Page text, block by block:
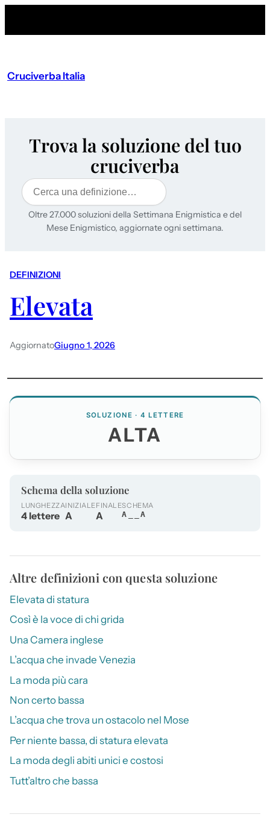
Cruciverba Italia
Trova la soluzione del tuo
cruciverba
Cerca
Oltre 27.000 soluzioni della Settimana Enigmistica e del
Mese Enigmistico, aggiornate ogni settimana.
DEFINIZIONI
Elevata
AggiornatoGiugno 1, 2026
SOLUZIONE · 4 LETTERE
ALTA
Schema della soluzione
LUNGHEZZA
4 lettere
INIZIALE
A
FINALE
A
SCHEMA
A__A
Altre definizioni con questa soluzione
Elevata di statura
Così è la voce di chi grida
Una Camera inglese
L’acqua che invade Venezia
La moda più cara
Non certo bassa
L’acqua che trova un ostacolo nel Mose
Per niente bassa, di statura elevata
La moda degli abiti unici e costosi
Tutt’altro che bassa